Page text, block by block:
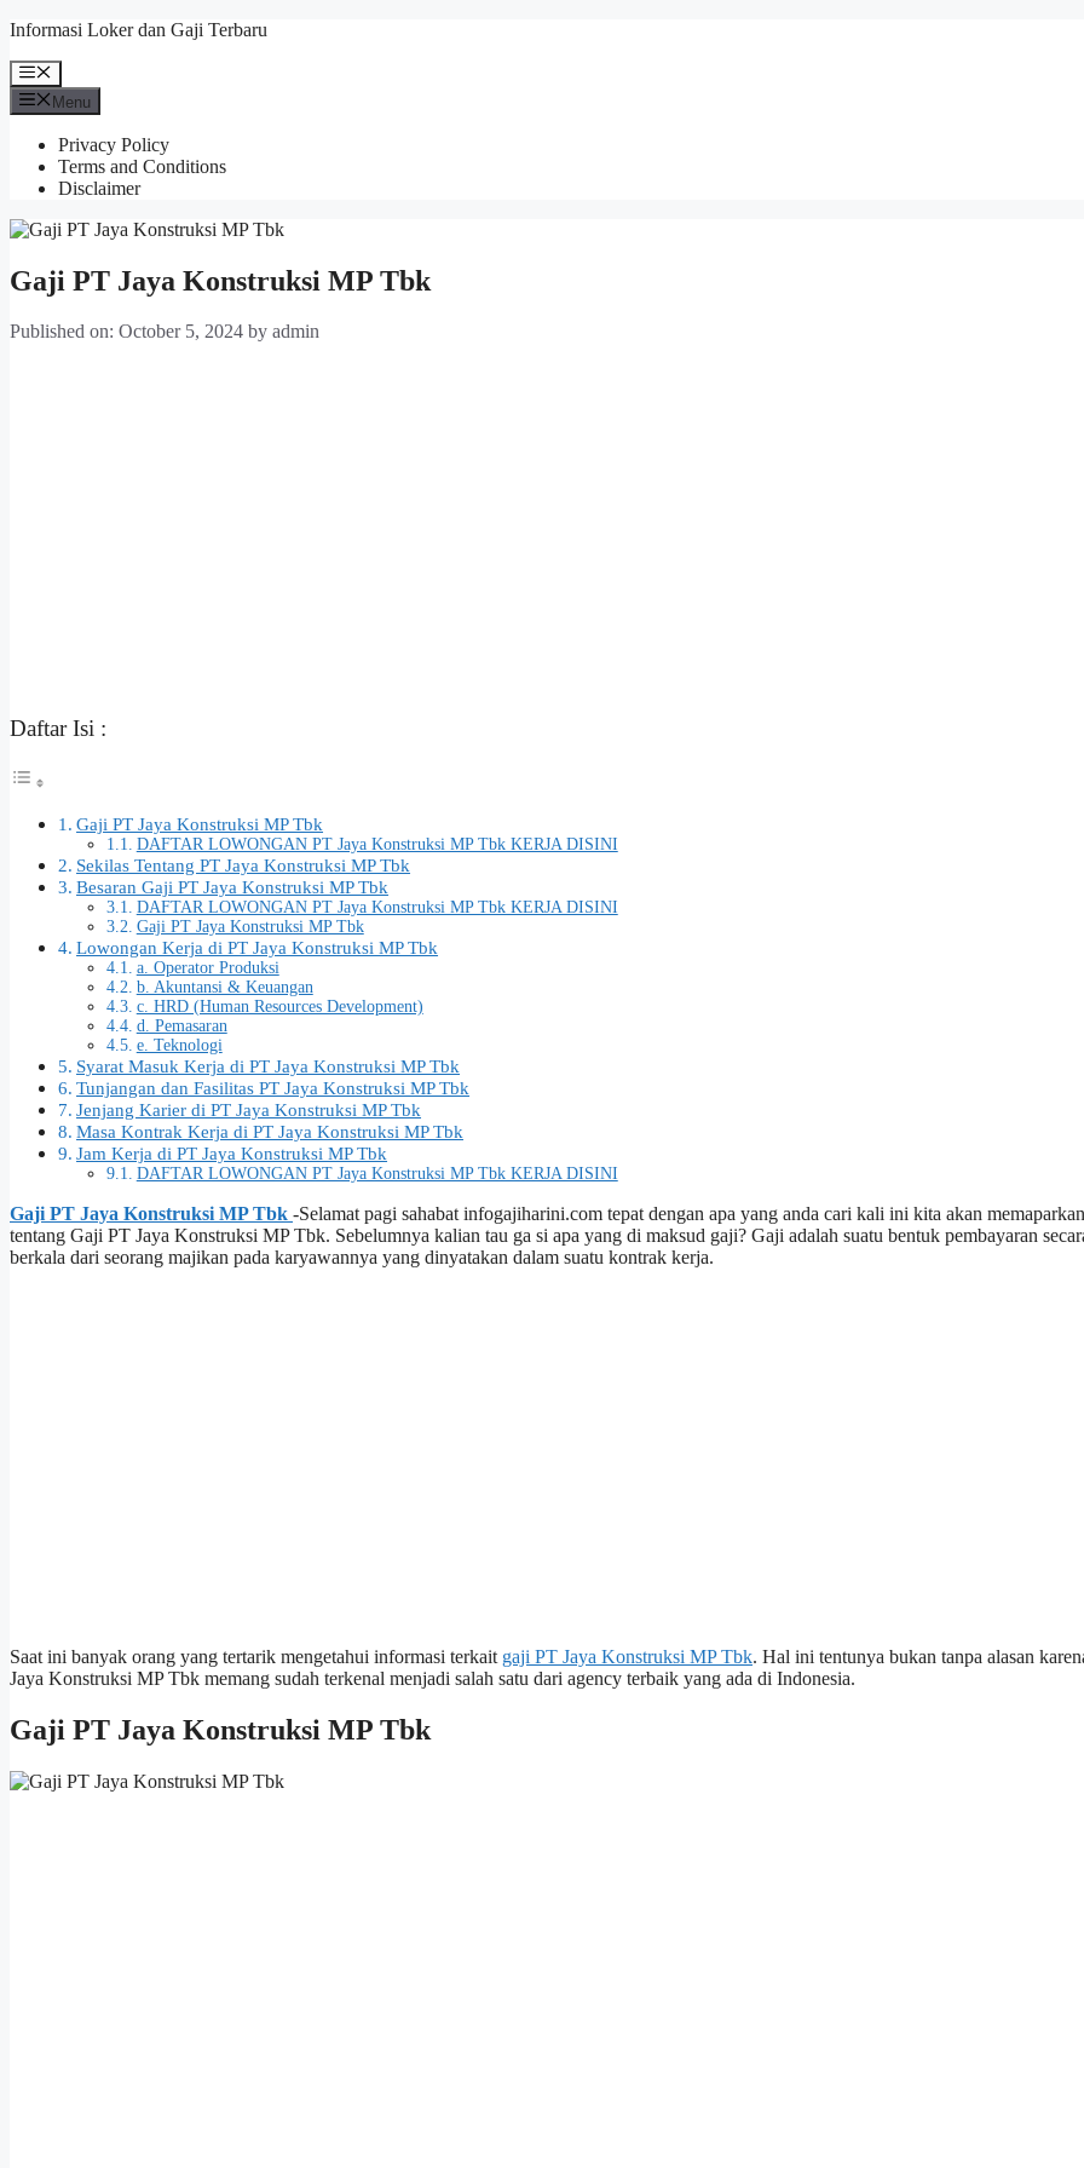
Skip
content
Informasi Loker dan Gaji Terbaru
Menu
Menu
Privacy Policy
Terms and Conditions
Disclaimer
Gaji PT Jaya Konstruksi MP Tbk
Published on: October 5, 2024 by admin
Daftar Isi :
Gaji PT Jaya Konstruksi MP Tbk
DAFTAR LOWONGAN PT Jaya Konstruksi MP Tbk KERJA DISINI
Sekilas Tentang PT Jaya Konstruksi MP Tbk
Besaran Gaji PT Jaya Konstruksi MP Tbk
DAFTAR LOWONGAN PT Jaya Konstruksi MP Tbk KERJA DISINI
Gaji PT Jaya Konstruksi MP Tbk
Lowongan Kerja di PT Jaya Konstruksi MP Tbk
a. Operator Produksi
b. Akuntansi & Keuangan
c. HRD (Human Resources Development)
d. Pemasaran
e. Teknologi
Syarat Masuk Kerja di PT Jaya Konstruksi MP Tbk
Tunjangan dan Fasilitas PT Jaya Konstruksi MP Tbk
Jenjang Karier di PT Jaya Konstruksi MP Tbk
Masa Kontrak Kerja di PT Jaya Konstruksi MP Tbk
Jam Kerja di PT Jaya Konstruksi MP Tbk
DAFTAR LOWONGAN PT Jaya Konstruksi MP Tbk KERJA DISINI
Gaji PT Jaya Konstruksi MP Tbk -Selamat pagi sahabat infogajiharini.com tepat dengan apa yang anda cari kali ini kita akan memaparkan
tentang Gaji PT Jaya Konstruksi MP Tbk. Sebelumnya kalian tau ga si apa yang di maksud gaji? Gaji adalah suatu bentuk pembayaran
berkala dari seorang majikan pada karyawannya yang dinyatakan dalam suatu kontrak kerja.
Saat ini banyak orang yang tertarik mengetahui informasi terkait gaji PT Jaya Konstruksi MP Tbk. Hal ini tentunya bukan tanpa alasan
Jaya Konstruksi MP Tbk memang sudah terkenal menjadi salah satu dari agency terbaik yang ada di Indonesia.
Gaji PT Jaya Konstruksi MP Tbk